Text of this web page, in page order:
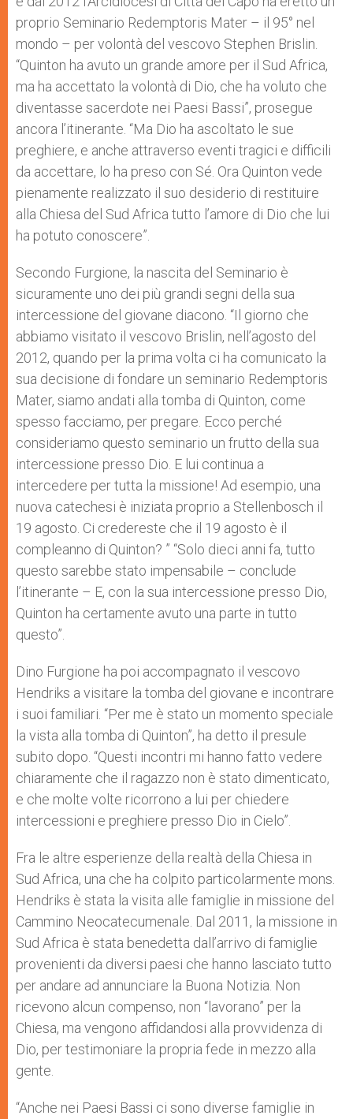
proprio Seminario Redemptoris Mater – il 95° nel
mondo – per volontà del vescovo Stephen Brislin.
“Quinton ha avuto un grande amore per il Sud Africa,
ma ha accettato la volontà di Dio, che ha voluto che
diventasse sacerdote nei Paesi Bassi”, prosegue
ancora l’itinerante. “Ma Dio ha ascoltato le sue
preghiere, e anche attraverso eventi tragici e difficili
da accettare, lo ha preso con Sé. Ora Quinton vede
pienamente realizzato il suo desiderio di restituire
alla Chiesa del Sud Africa tutto l’amore di Dio che lui
ha potuto conoscere”.
Secondo Furgione, la nascita del Seminario è
sicuramente uno dei più grandi segni della sua
intercessione del giovane diacono. “Il giorno che
abbiamo visitato il vescovo Brislin, nell’agosto del
2012, quando per la prima volta ci ha comunicato la
sua decisione di fondare un seminario Redemptoris
Mater, siamo andati alla tomba di Quinton, come
spesso facciamo, per pregare. Ecco perché
consideriamo questo seminario un frutto della sua
intercessione presso Dio. E lui continua a
intercedere per tutta la missione! Ad esempio, una
nuova catechesi è iniziata proprio a Stellenbosch il
19 agosto. Ci credereste che il 19 agosto è il
compleanno di Quinton? ” “Solo dieci anni fa, tutto
questo sarebbe stato impensabile – conclude
l’itinerante – E, con la sua intercessione presso Dio,
Quinton ha certamente avuto una parte in tutto
questo”.
Dino Furgione ha poi accompagnato il vescovo
Hendriks a visitare la tomba del giovane e incontrare
i suoi familiari. “Per me è stato un momento speciale
la vista alla tomba di Quinton”, ha detto il presule
subito dopo. “Questi incontri mi hanno fatto vedere
chiaramente che il ragazzo non è stato dimenticato,
e che molte volte ricorrono a lui per chiedere
intercessioni e preghiere presso Dio in Cielo”.
Fra le altre esperienze della realtà della Chiesa in
Sud Africa, una che ha colpito particolarmente mons.
Hendriks è stata la visita alle famiglie in missione del
Cammino Neocatecumenale. Dal 2011, la missione in
Sud Africa è stata benedetta dall’arrivo di famiglie
provenienti da diversi paesi che hanno lasciato tutto
per andare ad annunciare la Buona Notizia. Non
ricevono alcun compenso, non “lavorano” per la
Chiesa, ma vengono affidandosi alla provvidenza di
Dio, per testimoniare la propria fede in mezzo alla
gente.
“Anche nei Paesi Bassi ci sono diverse famiglie in